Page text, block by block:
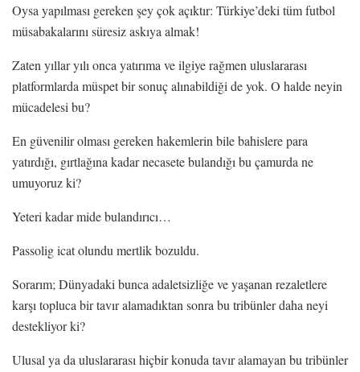
Oysa yapılması gereken şey çok açıktır: Türkiye’deki tüm futbol
müsabakalarını süresiz askıya almak!
Zaten yıllar yılı onca yatırıma ve ilgiye rağmen uluslararası
platformlarda müspet bir sonuç alınabildiği de yok. O halde neyin
mücadelesi bu?
En güvenilir olması gereken hakemlerin bile bahislere para
yatırdığı, gırtlağına kadar necasete bulandığı bu çamurda ne
umuyoruz ki?
Yeteri kadar mide bulandırıcı…
Passolig icat olundu mertlik bozuldu.
Sorarım; Dünyadaki bunca adaletsizliğe ve yaşanan rezaletlere
karşı topluca bir tavır alamadıktan sonra bu tribünler daha neyi
destekliyor ki?
Ulusal ya da uluslararası hiçbir konuda tavır alamayan bu tribünler